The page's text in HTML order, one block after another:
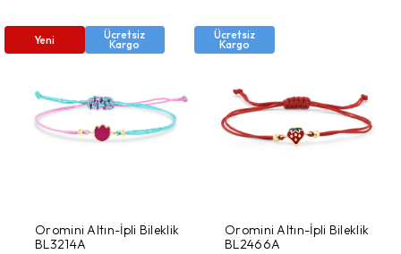
Yeni Ücretsiz
Kargo
Oromini Altın-İpli Bileklik
BL3214A
Ücretsiz
Kargo
Oromini Altın-İpli Bileklik
BL2466A